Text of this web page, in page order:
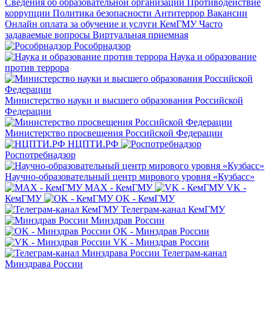
коррупции Политика безопасности Антитеррор Вакансии
Онлайн оплата за обучение и услуги КемГМУ Часто
задаваемые вопросы Виртуальная приемная
Рособрнадзор
Наука и образование
против террора
Министерство науки и высшего образования Российской
Федерации
Министерство просвещения Российской Федерации
НЦПТИ.РФ
Роспотребнадзор
Научно-образовательный центр мирового уровня «Кузбасс»
MAX - КемГМУ
VK -
КемГМУ
OK - КемГМУ
Телеграм-канал КемГМУ
Минздрав России
OK - Минздрав России
VK - Минздрав России
Телеграм-канал
Минздрава России